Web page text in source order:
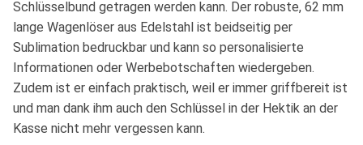
Schlüsselbund getragen werden kann. Der robuste, 62 mm
lange Wagenlöser aus Edelstahl ist beidseitig per
Sublimation bedruckbar und kann so personalisierte
Informationen oder Werbebotschaften wiedergeben.
Zudem ist er einfach praktisch, weil er immer griffbereit ist
und man dank ihm auch den Schlüssel in der Hektik an der
Kasse nicht mehr vergessen kann.